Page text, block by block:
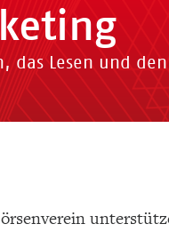
das Lesen und